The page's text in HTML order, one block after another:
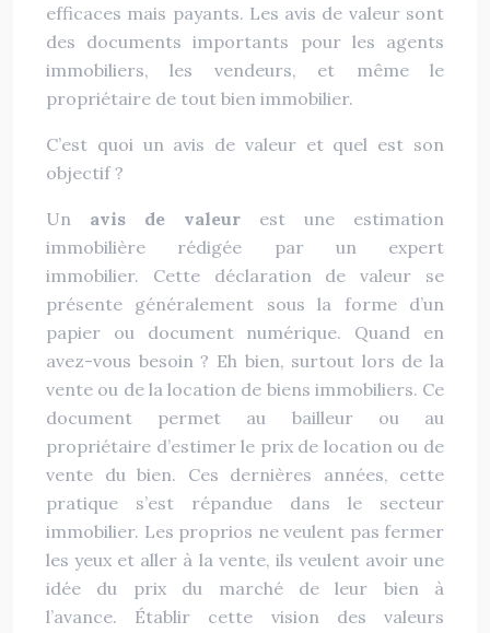
efficaces mais payants. Les avis de valeur sont
des documents importants pour les agents
immobiliers, les vendeurs, et même le
propriétaire de tout bien immobilier.
C’est quoi un avis de valeur et quel est son
objectif ?
Un avis de valeur est une estimation
immobilière rédigée par un expert
immobilier. Cette déclaration de valeur se
présente généralement sous la forme d’un
papier ou document numérique. Quand en
avez-vous besoin ? Eh bien, surtout lors de la
vente ou de la location de biens immobiliers. Ce
document permet au bailleur ou au
propriétaire d’estimer le prix de location ou de
vente du bien. Ces dernières années, cette
pratique s’est répandue dans le secteur
immobilier. Les proprios ne veulent pas fermer
les yeux et aller à la vente, ils veulent avoir une
idée du prix du marché de leur bien à
l’avance. Établir cette vision des valeurs